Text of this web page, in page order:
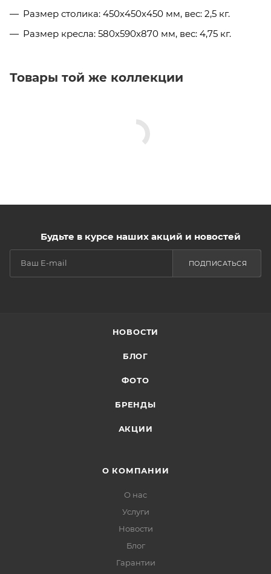
Размер столика: 450х450х450 мм, вес: 2,5 кг.
Размер кресла: 580х590х870 мм, вес: 4,75 кг.
Товары той же коллекции
Будьте в курсе наших акций и новостей
ПОДПИСАТЬСЯ
НОВОСТИ
БЛОГ
ФОТО
БРЕНДЫ
АКЦИИ
О КОМПАНИИ
О нас
Услуги
Новости
Блог
Гарантии